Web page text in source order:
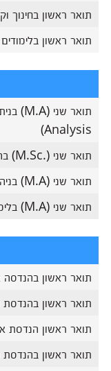
תואר ראשון בחינוך
תואר ראשון
Analysis)
תואר שני (.M.Sc) בהנדסת תעשיות מים
תואר שני (M.A) בניהול תיירות ומלונאות
תואר שני (M.A) בלימודי ארץ ישראל
תואר ראשון בהנדסה
תואר ראשון
תואר ראשון הנדסת
תואר ראשון בהנדסת